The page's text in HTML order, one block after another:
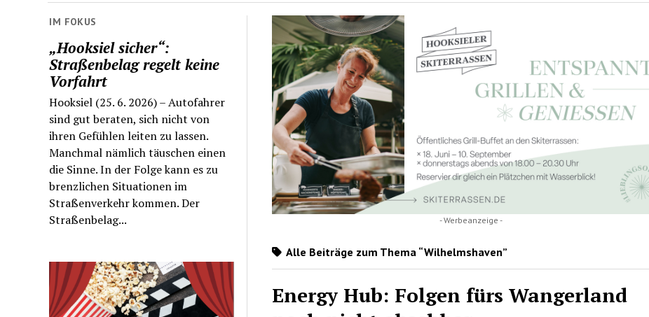
IM FOKUS
„Hooksiel sicher“:
Straßenbelag regelt keine
Vorfahrt
Hooksiel (25. 6. 2026) – Autofahrer
sind gut beraten, sich nicht von
ihren Gefühlen leiten zu lassen.
Manchmal nämlich täuschen einen
die Sinne. In der Folge kann es zu
brenzlichen Situationen im
Straßenverkehr kommen. Der
Straßenbelag...
- Werbeanzeige -
Alle Beiträge zum Thema “Wilhelmshaven”
Energy Hub: Folgen fürs Wangerland